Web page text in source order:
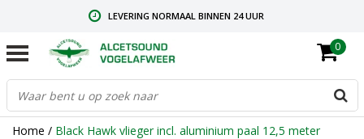
LEVERING NORMAAL BINNEN 24 UUR
GRATIS VERZENDING VANAF € 59,00
CONTACT: +31.73.2032137
0
Home / Black Hawk vlieger incl. aluminium paal 12,5 meter